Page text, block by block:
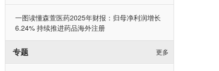
一图读懂森萱医药2025年财报：归母净利润增长
6.24% 持续推进药品海外注册
专题 更多